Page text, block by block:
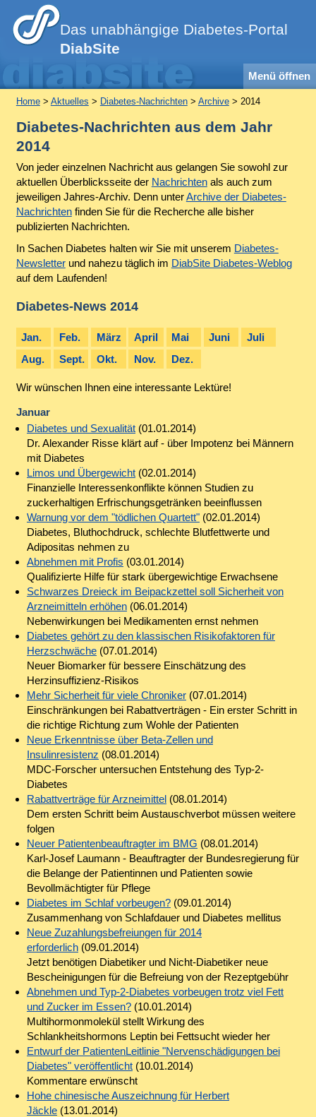
Das unabhängige Diabetes-Portal
DiabSite
Menü öffnen
Home> Aktuelles > Diabetes-Nachrichten> Archive> 2014
Diabetes-Nachrichten aus dem Jahr
2014
Von jeder einzelnen Nachricht aus gelangen Sie sowohl zur
aktuellen Überblicksseite der Nachrichtenals auch zum
jeweiligen Jahres-Archiv. Denn unterArchive der Diabetes-
Nachrichtenfinden Sie für die Recherche alle bisher
publizierten Nachrichten.
In Sachen Diabetes halten wir Sie mit unserem Diabetes-
Newsletterund nahezu täglich im DiabSite Diabetes-Weblog
auf dem Laufenden!
Diabetes-News 2014
Jan. Feb. März April Mai Juni
Juli
Aug.
Sept. Okt. Nov. Dez.
Wir wünschen Ihnen eine interessante Lektüre!
Januar
Diabetes und Sexualität(01.01.2014)
Dr. Alexander Risse klärt auf - über Impotenz bei Männern
mit Diabetes
Limos und Übergewicht(02.01.2014)
Finanzielle Interessenkonflikte können Studien zu
zuckerhaltigen Erfrischungsgetränken beeinflussen
Warnung vor dem "tödlichen Quartett"(02.01.2014)
Diabetes, Bluthochdruck, schlechte Blutfettwerte und
Adipositas nehmen zu
Abnehmen mit Profis (03.01.2014)
Qualifizierte Hilfe für stark übergewichtige Erwachsene
Schwarzes Dreieck im Beipackzettel soll Sicherheit von
Arzneimitteln erhöhen(06.01.2014)
Nebenwirkungen bei Medikamenten ernst nehmen
Diabetes gehört zu den klassischen Risikofaktoren für
Herzschwäche(07.01.2014)
Neuer Biomarker für bessere Einschätzung des
Herzinsuffizienz-Risikos
Mehr Sicherheit für viele Chroniker(07.01.2014)
Einschränkungen bei Rabattverträgen - Ein erster Schritt in
die richtige Richtung zum Wohle der Patienten
Neue Erkenntnisse über Beta-Zellen und
Insulinresistenz (08.01.2014)
MDC-Forscher untersuchen Entstehung des Typ-2-
Diabetes
Rabattverträge für Arzneimittel(08.01.2014)
Dem ersten Schritt beim Austauschverbot müssen weitere
folgen
Neuer Patientenbeauftragter im BMG (08.01.2014)
Karl-Josef Laumann - Beauftragter der Bundesregierung für
die Belange der Patientinnen und Patienten sowie
Bevollmächtigter für Pflege
Diabetes im Schlaf vorbeugen?(09.01.2014)
Zusammenhang von Schlafdauer und Diabetes mellitus
Neue Zuzahlungsbefreiungen für 2014
erforderlich(09.01.2014)
Jetzt benötigen Diabetiker und Nicht-Diabetiker neue
Bescheinigungen für die Befreiung von der Rezeptgebühr
Abnehmen und Typ-2-Diabetes vorbeugen trotz viel Fett
und Zucker im Essen?(10.01.2014)
Multihormonmolekül stellt Wirkung des
Schlankheitshormons Leptin bei Fettsucht wieder her
Entwurf der PatientenLeitlinie "Nervenschädigungen bei
Diabetes" veröffentlicht(10.01.2014)
Kommentare erwünscht
Hohe chinesische Auszeichnung für Herbert
Jäckle(13.01.2014)